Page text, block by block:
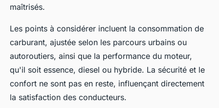
maîtrisés.
Les points à considérer incluent la consommation de
carburant, ajustée selon les parcours urbains ou
autoroutiers, ainsi que la performance du moteur,
qu'il soit essence, diesel ou hybride. La sécurité et le
confort ne sont pas en reste, influençant directement
la satisfaction des conducteurs.